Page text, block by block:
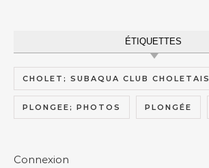
ÉTIQUETTES
CHOLET; SUBAQUA CLUB CHOLETAIS
PLONGEE; PHOTOS PLONGÉE
Connexion